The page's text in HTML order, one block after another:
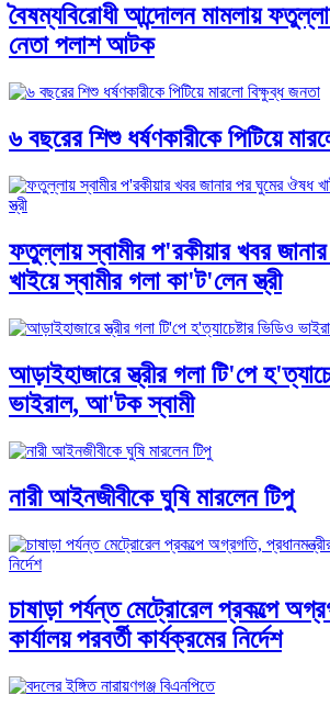
বৈষম্যবিরোধী আন্দোলন মামলায়
নেতা পলাশ আটক
৬ বছরের শিশু ধর্ষণকারীকে পিটিয়ে
ফতুল্লায় স্বামীর প'রকীয়ার খবর
খাইয়ে স্বামীর গলা কা'ট'লেন স্ত্রী
আড়াইহাজারে স্ত্রীর গলা টি'পে
ভাইরাল, আ'টক স্বামী
নারী আইনজীবীকে ঘুষি মারলেন টিপু
চাষাড়া পর্যন্ত মেট্রোরেল প্রকল্পে
কার্যালয় পরবর্তী কার্যক্রমের নির্দেশ